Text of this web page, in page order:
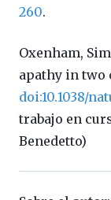
260.
Oxenham,
apathy in two
doi:10.1038/
trabajo en
Benedetto)